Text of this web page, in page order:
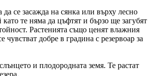
да се засажда на сянка или върху лесно
като те няма да цъфтят и бързо ще загубят
Растенията също ценят влажния
чувстват добре в градина с резервоар за
и плодородната земя. Те растат